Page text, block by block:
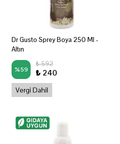
Dr Gusto Sprey Boya 250 Ml -
Altın
%59
₺ 592
₺ 240
Vergi Dahil